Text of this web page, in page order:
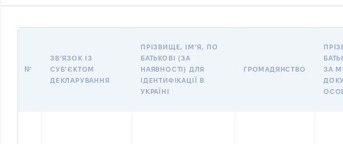
№
ЗВʼЯЗОК ІЗ
СУБʼЄКТОМ
ДЕКЛАРУВАННЯ
ПРІЗВИЩЕ, ІМʼЯ, ПО
БАТЬКОВІ (ЗА
НАЯВНОСТІ) ДЛЯ
ІДЕНТИФІКАЦІЇ В
УКРАЇНІ
ГРОМАДЯНСТВО
ЗА